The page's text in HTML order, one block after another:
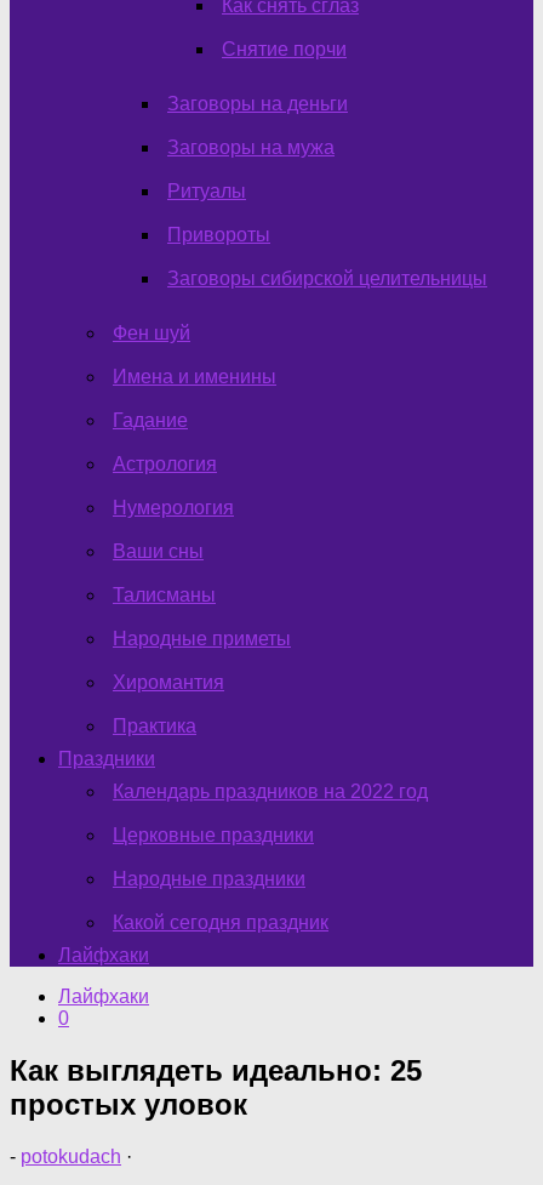
Как снять сглаз
Снятие порчи
Заговоры на деньги
Заговоры на мужа
Ритуалы
Привороты
Заговоры сибирской целительницы
Фен шуй
Имена и именины
Гадание
Астрология
Нумерология
Ваши сны
Талисманы
Народные приметы
Хиромантия
Практика
Праздники
Календарь праздников на 2022 год
Церковные праздники
Народные праздники
Какой сегодня праздник
Лайфхаки
Лайфхаки
0
Как выглядеть идеально: 25
простых уловок
- potokudach ·